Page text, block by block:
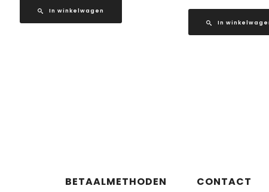
In winkelwagen
In
BETAALMETHODEN CONTACT